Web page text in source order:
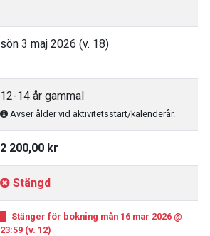
sön 3 maj 2026 (v. 18)
12-14 år gammal
Avser ålder vid aktivitetsstart/kalenderår.
2 200,00 kr
Stängd
Stänger för bokning mån 16 mar 2026 @
23:59 (v. 12)